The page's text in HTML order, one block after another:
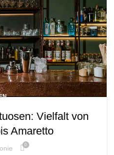
Vielfalt von
Amaretto
0